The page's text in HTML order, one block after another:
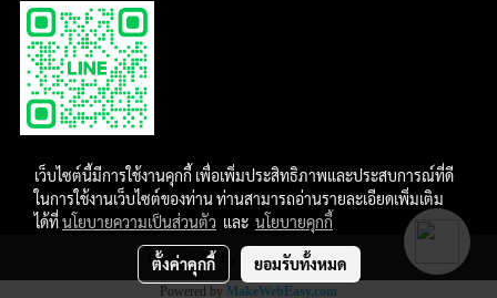
Copyright by allmakerdesign
Powered by MakeWebEasy.com
เว็บไซต์นี้มีการใช้งานคุกกี้ เพื่อเพิ่มประสิทธิภาพและประสบการณ์ที่ดี
ในการใช้งานเว็บไซต์ของท่าน ท่านสามารถอ่านรายละเอียดเพิ่มเติม
ได้ที่นโยบายความเป็นส่วนตัว และ นโยบายคุกกี้
ตั้งค่าคุกกี้ ยอมรับทั้งหมด